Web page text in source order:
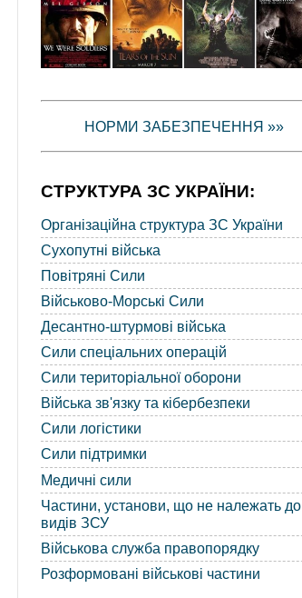
НОРМИ ЗАБЕЗПЕЧЕННЯ »»
СТРУКТУРА ЗС УКРАЇНИ:
Організаційна структура ЗС України
Сухопутні війська
Повітряні Сили
Військово-Морські Сили
Десантно-штурмові війська
Сили спеціальних операцій
Сили територіальної оборони
Війська зв'язку та кібербезпеки
Сили логістики
Сили підтримки
Медичні сили
Частини, установи, що не належать до
видів ЗСУ
Військова служба правопорядку
Розформовані військові частини